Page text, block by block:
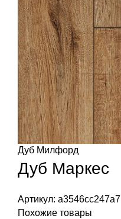
Дуб Милфорд
Дуб Маркес
Артикул: a3546cc247a7
Похожие товары